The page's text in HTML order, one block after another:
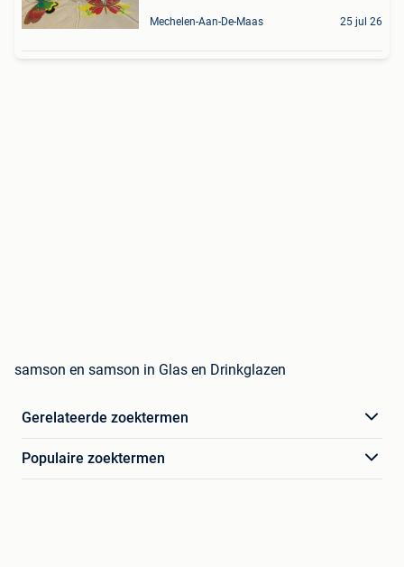
Mechelen-Aan-De-Maas 25 jul 26
samson en samson in Glas en Drinkglazen
Gerelateerde zoektermen
Populaire zoektermen